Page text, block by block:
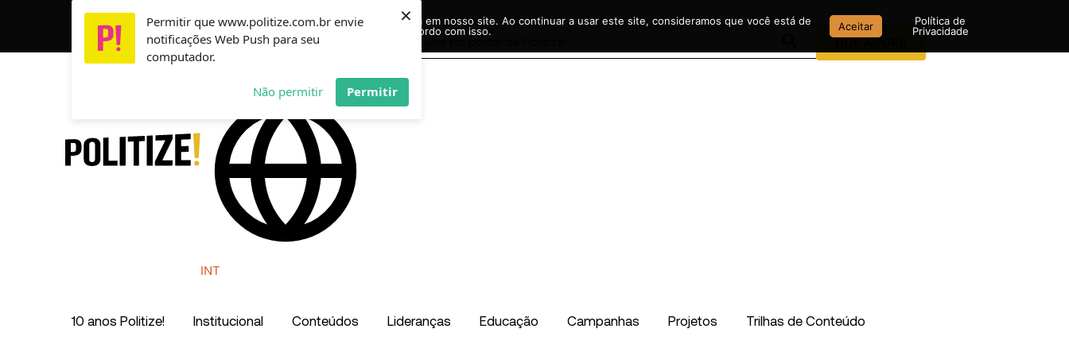
Permitir que www.politize.com.br envie
notificações Web Push para seu
computador.
Não permitir Permitir
×
CO
INT
Pesquisar
DOE AGORA
10 anos Politize! Institucional Conteúdos Lideranças Educação Campanhas Projetos Trilhas de Conteúdo
Usamos cookies para garantir que você tenha a melhor experiência em nosso site. Ao continuar a usar este site, consideramos que você está de
acordo com isso.
Aceitar
Política de
Privacidade